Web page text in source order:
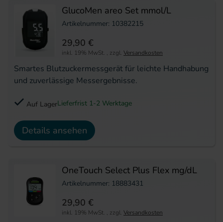
GlucoMen areo Set mmol/L
Artikelnummer: 10382215
Smartes Blutzuckermessgerät für leichte Handhabung
und zuverlässige Messergebnisse.
29,90 €
inkl. 19% MwSt. , zzgl. Versandkosten
Auf LagerLieferfrist 1-2 Werktage
Details ansehen
OneTouch Select Plus Flex mg/dL
Artikelnummer: 18883431
29,90 €
inkl. 19% MwSt. , zzgl. Versandkosten